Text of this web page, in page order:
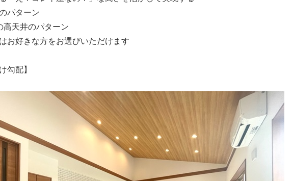
パターン
天井のパターン
お好きな方をお選びいただけます
勾配】